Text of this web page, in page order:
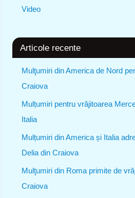
Video
Articole recente
Mulţumiri din America de Nord
Craiova
Mulțumiri pentru vrăjitoarea
Italia
Mulțumiri din America și Italia
Delia din Craiova
Mulţumiri din Roma primite de
Craiova